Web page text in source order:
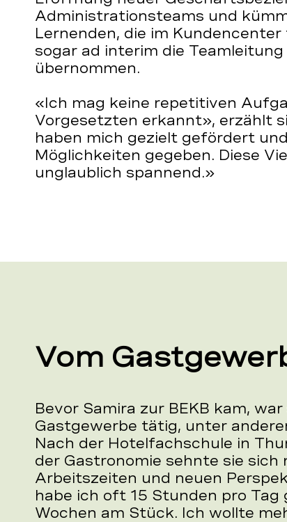
Administrationsteams und
Lernenden, die im
sogar ad interim die
übernommen.
«Ich mag keine repetitiven
Vorgesetzten erkannt», erzählt
haben mich gezielt gefördert
Möglichkeiten gegeben. Diese
unglaublich spannend.»
Vom
Bevor Samira zur BEKB kam,
Gastgewerbe tätig, unter
Nach der Hotelfachschule in
der Gastronomie sehnte sie sich
Arbeitszeiten und neuen
habe ich oft 15 Stunden pro
Wochen am Stück. Ich wollte